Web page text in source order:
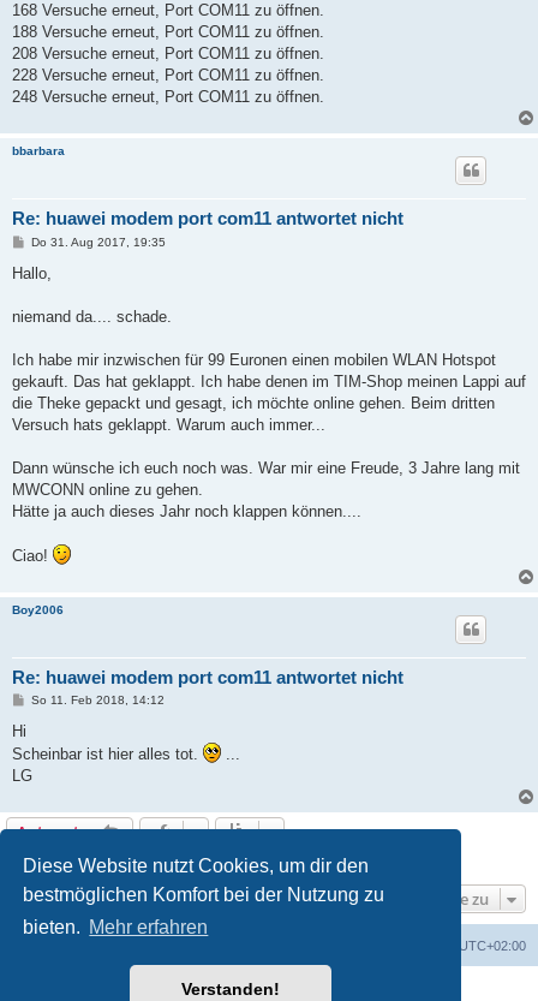
Diese Website nutzt Cookies, um dir den
bestmöglichen Komfort bei der Nutzung zu
bieten. Mehr erfahren
Verstanden!
168 Versuche erneut, Port COM11 zu öffnen.
188 Versuche erneut, Port COM11 zu öffnen.
208 Versuche erneut, Port COM11 zu öffnen.
228 Versuche erneut, Port COM11 zu öffnen.
248 Versuche erneut, Port COM11 zu öffnen.
bbarbara
Re: huawei modem port com11 antwortet nicht
B
i
a
Do 31. Aug 2017, 19:35
Hallo,
niemand da.... schade.
Ich habe mir inzwischen für 99 Euronen einen mobilen WLAN Hotspot
gekauft. Das hat geklappt. Ich habe denen im TIM-Shop meinen Lappi auf
die Theke gepackt und gesagt, ich möchte online gehen. Beim dritten
Versuch hats geklappt. Warum auch immer...
Dann wünsche ich euch noch was. War mir eine Freude, 3 Jahre lang mit
MWCONN online zu gehen.
Hätte ja auch dieses Jahr noch klappen können....
Ciao!
Boy2006
Re: huawei modem port com11 antwortet nicht
B
r
a
g
So 11. Feb 2018, 14:12
Hi
Scheinbar ist hier alles tot.
...
LG
Antworten
3 Beiträge • Seite1 von 1
Gehe zu
UTC+02:00
Powered byphpBB® Forum Software © phpBB Limited